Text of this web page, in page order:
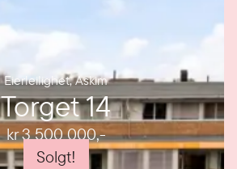
Eierleilighet,Askim
Torget 14
kr 3 500 000,-
Solgt!